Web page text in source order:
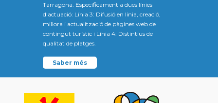
Tarragona. Específicament a dues línies
d'actuació: Línia 3: Difusió en línia, creació,
millora i actualització de pàgines web de
contingut turístic i Línia 4: Distintius de
qualitat de platges.
Saber més